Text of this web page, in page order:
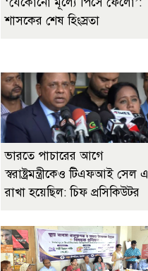
শাসকের শেষ হিংস্রতা
ভারতে পাচারের আগে
স্বরাষ্ট্রমন্ত্রীকেও টিএফআই সেল এ
রাখা হয়েছিল: চিফ প্রসিকিউটর